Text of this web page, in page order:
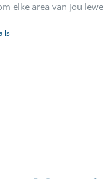
elke area van jou